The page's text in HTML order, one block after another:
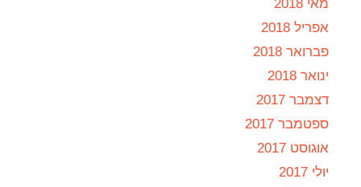
מאי 2018
אפריל 2018
פברואר 2018
ינואר 2018
דצמבר 2017
ספטמבר 2017
אוגוסט 2017
יולי 2017